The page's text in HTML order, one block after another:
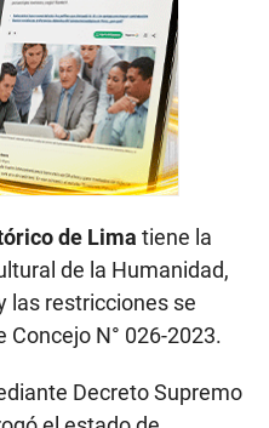
de Lima tiene la
de la Humanidad,
las restricciones se
N° 026-2023.
Decreto Supremo